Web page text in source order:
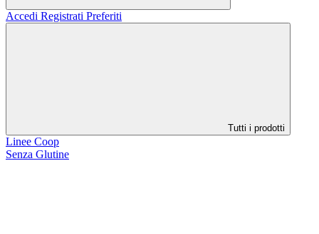
Accedi Registrati Preferiti
Tutti i prodotti
Linee Coop
Senza Glutine